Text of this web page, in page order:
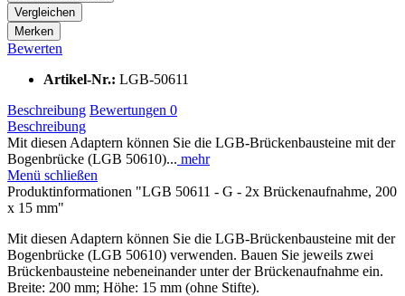
Vergleichen
Merken
Bewerten
Artikel-Nr.: LGB-50611
Beschreibung Bewertungen 0
Beschreibung
Mit diesen Adaptern können Sie die LGB-Brückenbausteine mit der
Bogenbrücke (LGB 50610)... mehr
Menü schließen
Produktinformationen "LGB 50611 - G - 2x Brückenaufnahme, 200
x 15 mm"
Mit diesen Adaptern können Sie die LGB-Brückenbausteine mit der
Bogenbrücke (LGB 50610) verwenden. Bauen Sie jeweils zwei
Brückenbausteine nebeneinander unter der Brückenaufnahme ein.
Breite: 200 mm; Höhe: 15 mm (ohne Stifte).